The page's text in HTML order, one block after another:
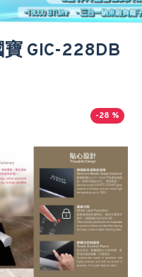
寶 GIC-228DB
-28 %